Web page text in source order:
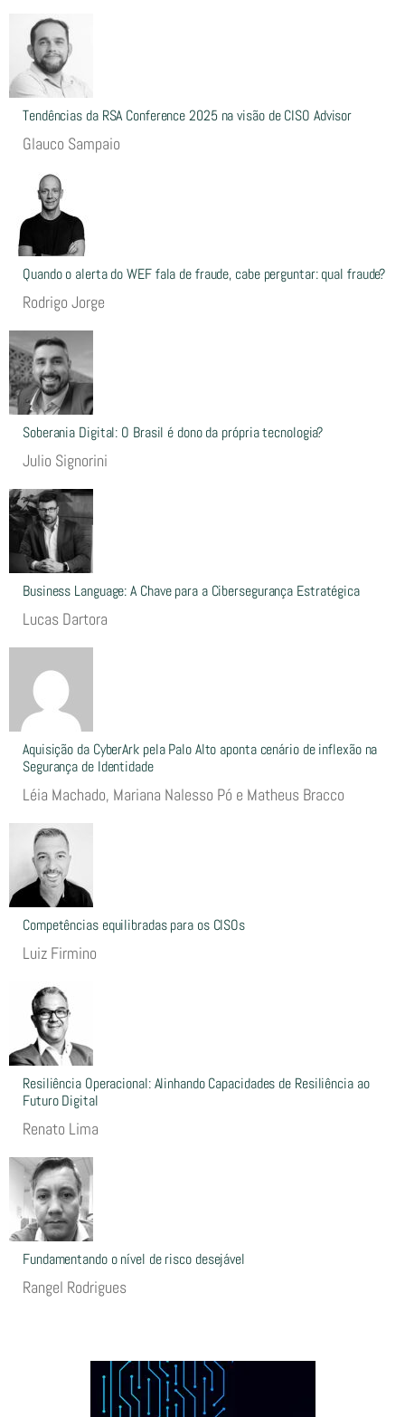
Tendências da RSA Conference 2025 na visão de CISO Advisor
Glauco Sampaio
Quando o alerta do WEF fala de fraude, cabe perguntar: qual fraude?
Rodrigo Jorge
Soberania Digital: O Brasil é dono da própria tecnologia?
Julio Signorini
Business Language: A Chave para a Cibersegurança Estratégica
Lucas Dartora
Aquisição da CyberArk pela Palo Alto aponta cenário de inflexão na
Segurança de Identidade
Léia Machado, Mariana Nalesso Pó e Matheus Bracco
Competências equilibradas para os CISOs
Luiz Firmino
Resiliência Operacional: Alinhando Capacidades de Resiliência ao
Futuro Digital
Renato Lima
Fundamentando o nível de risco desejável
Rangel Rodrigues